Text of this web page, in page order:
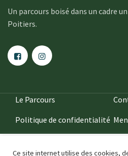
Un parcours boisé dans un cadre
Poitiers.
Le Parcours
Politique de confidentialité
Ce site internet utilise des cookies,